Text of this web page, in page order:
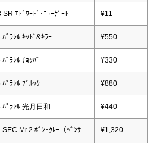
ｴﾄﾞﾜｰﾄﾞ･ﾆｭｰｹﾞｰﾄ ¥11
ﾟﾗﾚﾙ ｷｯﾄﾞ&ｷﾗｰ ¥550
ﾟﾗﾚﾙ ﾁｮｯﾊﾟｰ ¥330
ﾟﾗﾚﾙ ﾌﾞﾙｯｸ ¥880
ﾟﾗﾚﾙ 光月日和 ¥440
Mr.2 ﾎﾞﾝ･ｸﾚｰ（ﾍﾞﾝｻ
¥1,320